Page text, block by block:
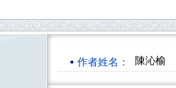
作者姓名： 陳沁榆